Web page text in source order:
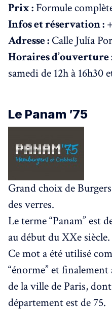
Prix : Formule
Infos et réservation :
Adresse : Calle Julía
Horaires d’ouverture
samedi de 12h à 16h30
Le Panam ’75
Grand choix de
des verres.
Le terme “Panam” est
au début du XXe siècle.
Ce mot a été utilisé
“énorme” et
de la ville de Paris,
département est de 75.